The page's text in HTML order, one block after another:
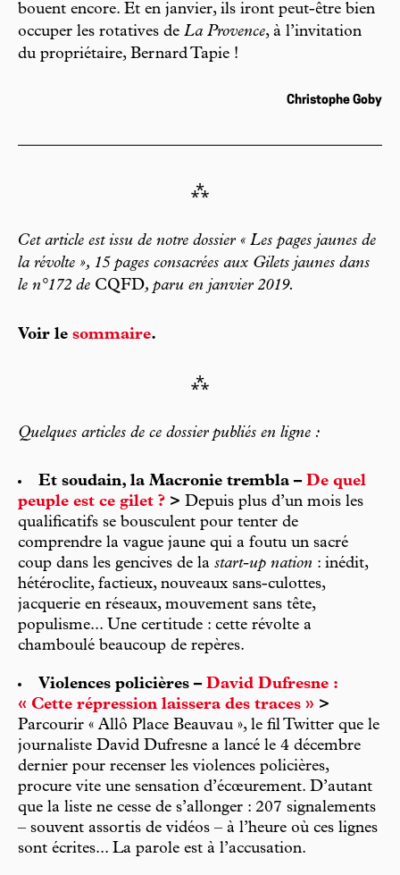
bouent encore. Et en janvier, ils iront peut-être bien
occuper les rotatives de La Provence, à l’invitation
du propriétaire, Bernard Tapie !
Christophe Goby
⁂
Cet article est issu de notre dossier « Les pages jaunes de
la révolte », 15 pages consacrées aux Gilets jaunes dans
le n°172 de CQFD, paru en janvier 2019.
Voir le sommaire.
⁂
Quelques articles de ce dossier publiés en ligne :
Et soudain, la Macronie trembla – De quel
peuple est ce gilet ? > Depuis plus d’un mois les
qualificatifs se bousculent pour tenter de
comprendre la vague jaune qui a foutu un sacré
coup dans les gencives de la start-up nation : inédit,
hétéroclite, factieux, nouveaux sans-culottes,
jacquerie en réseaux, mouvement sans tête,
populisme... Une certitude : cette révolte a
chamboulé beaucoup de repères.
Violences policières – David Dufresne :
« Cette répression laissera des traces » >
Parcourir « Allô Place Beauvau », le fil Twitter que le
journaliste David Dufresne a lancé le 4 décembre
dernier pour recenser les violences policières,
procure vite une sensation d’écœurement. D’autant
que la liste ne cesse de s’allonger : 207 signalements
– souvent assortis de vidéos – à l’heure où ces lignes
sont écrites... La parole est à l’accusation.